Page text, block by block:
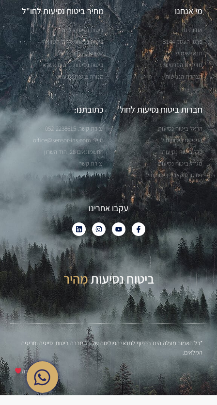
מי אנחנו
אודותינו
פרטי העסק B144
תנאי שימוש
מדיניות הפרטיות
הצהרת הנגישות
מחיר ביטוח נסיעות לחו"ל
ביטוח נסיעות לחול
ביטוח נסיעות לחול השוואה
השוואות ביטוח לחול
ביטוח נסיעות כרטיס אשראי
מנורה ביטוח נסיעות
חברות ביטוח נסיעות לחול
הראל ביטוח נסיעות
הפניקס ביטוח חול
כלל ביטוח נסיעות
מגדל ביטוח נסיעות
פספורט קארד ביטוח חול
כתובתנו:
יצירת קשר: 052-2238615
מייל: office@sensor-ins.com
החשמונאים 28, הוד השרון
יצירת קשר
עקבו אחרינו
ביטוח נסיעות
מָהִירפָּשׁוּט
*כל האמור מעלה הינו בכפוף לתנאי הפוליסה של כל חברה ביטוח, סייגיה וחריגיה
המלאים.
חופשה מהנה